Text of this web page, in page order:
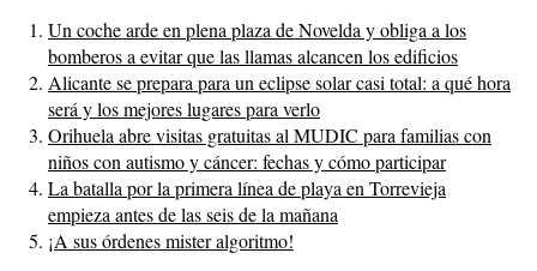
Un coche arde en plena plaza de Novelda y obliga a los
bomberos a evitar que las llamas alcancen los edificios
Alicante se prepara para un eclipse solar casi total: a qué hora
será y los mejores lugares para verlo
Orihuela abre visitas gratuitas al MUDIC para familias con
niños con autismo y cáncer: fechas y cómo participar
La batalla por la primera línea de playa en Torrevieja
empieza antes de las seis de la mañana
¡A sus órdenes mister algoritmo!